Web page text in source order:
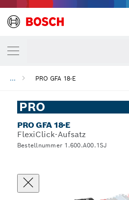
... PRO GFA 18-E
PRO
PRO GFA 18-E
FlexiClick-Aufsatz
Bestellnummer 1.600.A00.1SJ